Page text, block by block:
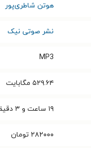
هوتن شاطری‌پور
نشر صوتی نیک
MP3
۵۲۹.۶۴ مگابایت
۱۹ ساعت و ۳ دقیقه
۲۸۲۰۰۰ تومان